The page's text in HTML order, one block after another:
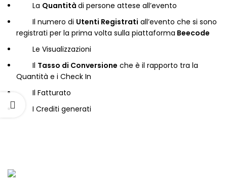
La Quantità di persone attese all’evento
Il numero di Utenti Registrati all’evento che si sono
registrati per la prima volta sulla piattaforma Beecode
Le Visualizzazioni
Il Tasso di Conversione che è il rapporto tra la
Quantità e i Check In
Il Fatturato
I Crediti generati